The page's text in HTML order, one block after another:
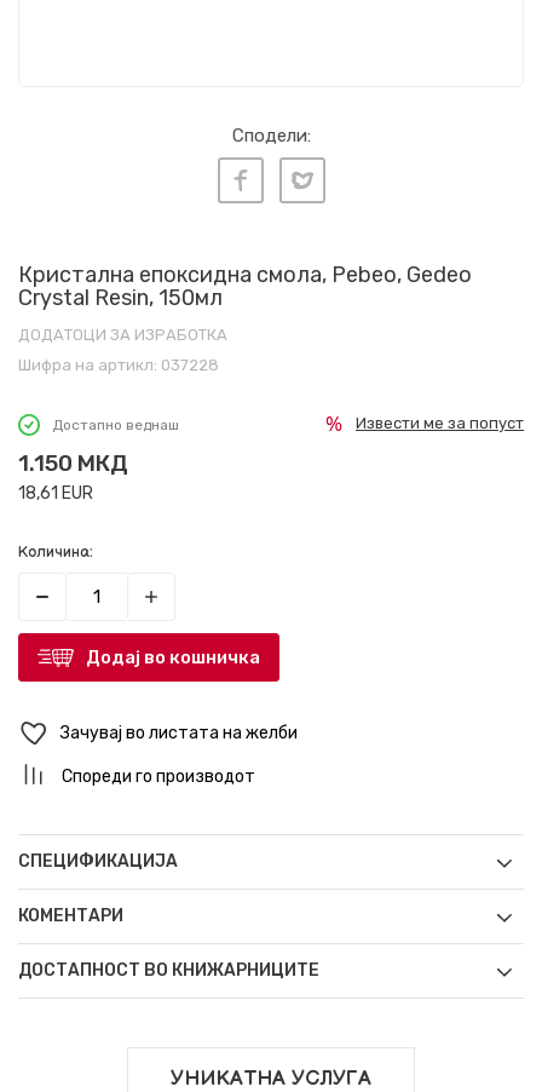
Сподели:
Кристална епоксидна смола, Pebeo, Gedeo
Crystal Resin, 150мл
ДОДАТОЦИ ЗА ИЗРАБОТКА
Шифра на артикл: 037228
Достапно веднаш
1.150 МКД
18,61 EUR
Извести ме за попуст
Количина:
Додај во кошничка
Зачувај во листата на желби
Спореди го производот
СПЕЦИФИКАЦИЈА
КОМЕНТАРИ
ДОСТАПНОСТ ВО КНИЖАРНИЦИТЕ
УНИКАТНА УСЛУГА